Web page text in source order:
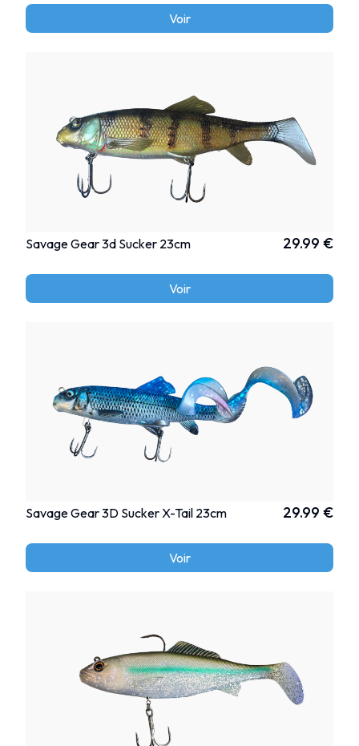
Voir
Savage Gear 3d Sucker 23cm 29.99 €
Voir
Savage Gear 3D Sucker X-Tail 23cm 29.99 €
Voir